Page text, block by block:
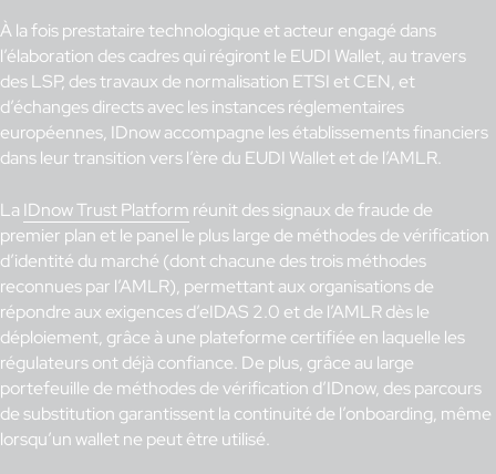
À la fois prestataire technologique et acteur engagé dans
l’élaboration des cadres qui régiront le EUDI Wallet, au travers
des LSP, des travaux de normalisation ETSI et CEN, et
d’échanges directs avec les instances réglementaires
européennes, IDnow accompagne les établissements financiers
dans leur transition vers l’ère du EUDI Wallet et de l’AMLR.
La IDnow Trust Platform réunit des signaux de fraude de
premier plan et le panel le plus large de méthodes de vérification
d’identité du marché (dont chacune des trois méthodes
reconnues par l’AMLR), permettant aux organisations de
répondre aux exigences d’eIDAS 2.0 et de l’AMLR dès le
déploiement, grâce à une plateforme certifiée en laquelle les
régulateurs ont déjà confiance. De plus, grâce au large
portefeuille de méthodes de vérification d’IDnow, des parcours
de substitution garantissent la continuité de l’onboarding, même
lorsqu’un wallet ne peut être utilisé.